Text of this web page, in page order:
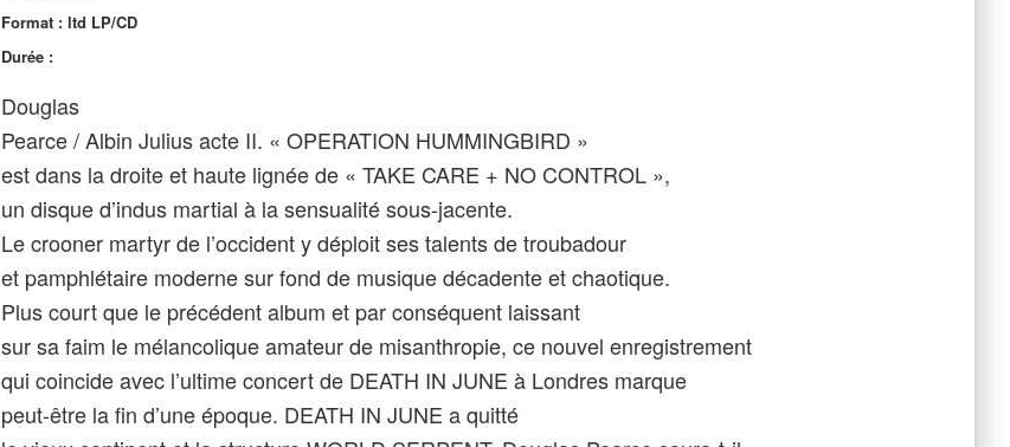
Format : ltd LP/CD
Durée :
Douglas
Pearce / Albin Julius acte II. « OPERATION HUMMINGBIRD »
est dans la droite et haute lignée de « TAKE CARE + NO CONTROL »,
un disque d’indus martial à la sensualité sous-jacente.
Le crooner martyr de l’occident y déploit ses talents de troubadour
et pamphlétaire moderne sur fond de musique décadente et chaotique.
Plus court que le précédent album et par conséquent laissant
sur sa faim le mélancolique amateur de misanthropie, ce nouvel enregistrement
qui coincide avec l’ultime concert de DEATH IN JUNE à Londres marque
peut-être la fin d’une époque. DEATH IN JUNE a quitté